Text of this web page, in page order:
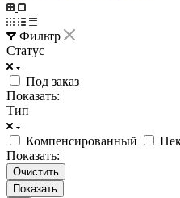
Фильтр
Статус
Под заказ
Показать:
Тип
Компенсированный
Показать:
Очистить